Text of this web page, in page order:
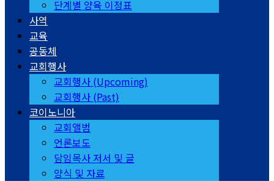
단계별 양육 이정표
사역
교육
공동체
교회행사
교회행사 (Upcoming)
교회행사 (Past)
코이노니아
교회앨범
언론보도
담임목사 저서 및 글
양식 및 자료